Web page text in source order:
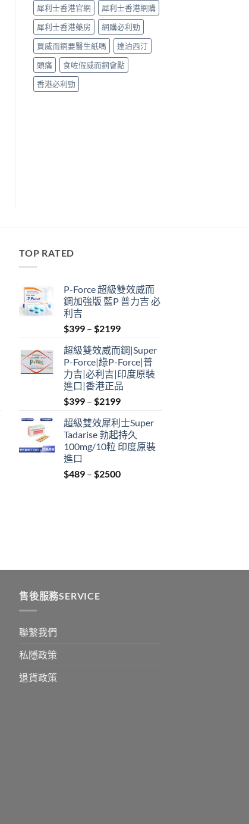
犀利士香港官網
犀利士香港網購
犀利士香港藥房
網購必利勁
買威而鋼要醫生紙嗎
達泊西汀
頭痛
食咗假威而鋼會點
香港必利勁
TOP RATED
P-Force 超級雙效威而
鋼加強版 藍P 普力吉 必
利吉
$399 – $2199Price
$399
through
$2199
超級雙效威而鋼|Super
P-Force|綠P-Force|普
力吉|必利吉|印度原裝
進口|香港正品
$399 – $2199Price
$399
through
$2199
超級雙效犀利士Super
Tadarise 勃起持久
100mg/10粒 印度原裝
進口
$489 – $2500Price
售後服務SERVICE
聯繫我們
私隱政策
退貨政策